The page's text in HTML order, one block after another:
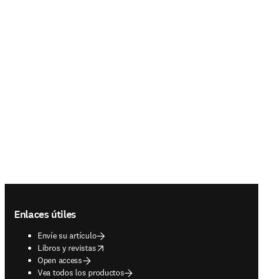
Enlaces útiles
Envíe su artículo
Libros y revistas
opens in new tab/window
Open access
Vea todos los productos